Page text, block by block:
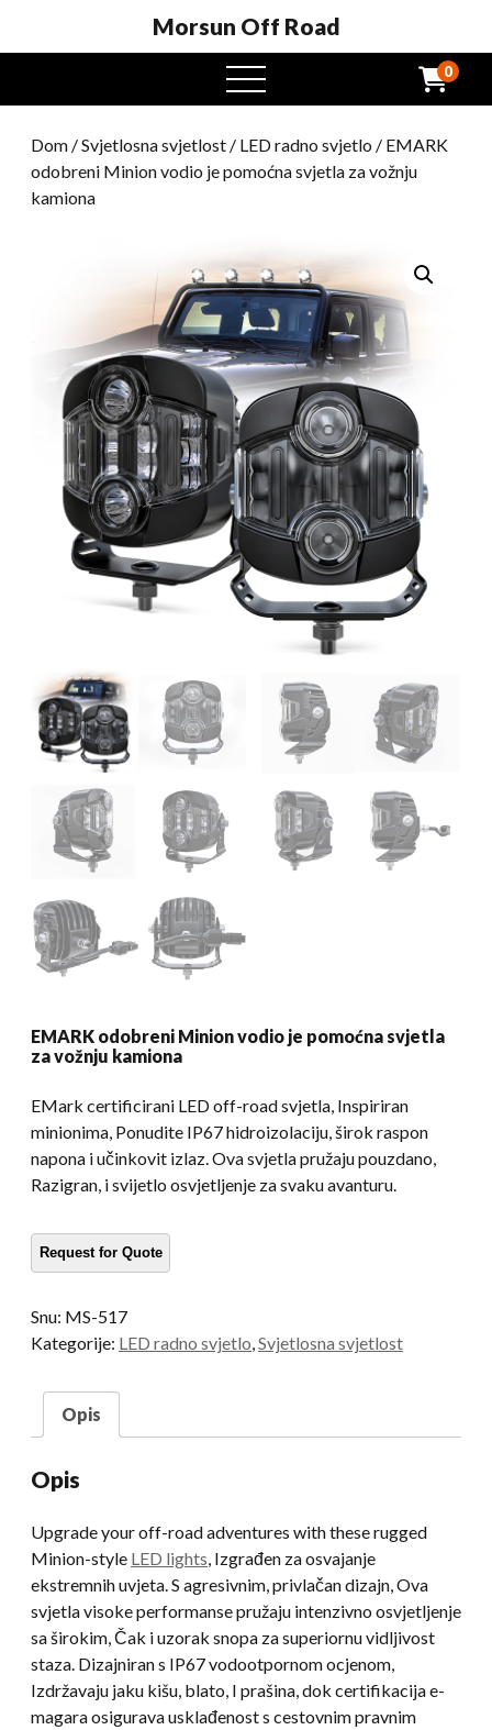
Morsun Off Road
Otvoreni
izbornik
0
Dom /Svjetlosna svjetlost / LED radno svjetlo / EMARK
odobreni Minion vodio je pomoćna svjetla za vožnju
kamiona
EMARK odobreni Minion vodio je pomoćna svjetla
za vožnju kamiona
EMark certificirani LED off-road svjetla, Inspiriran
minionima, Ponudite IP67 hidroizolaciju, širok raspon
napona i učinkovit izlaz. Ova svjetla pružaju pouzdano,
Razigran, i svijetlo osvjetljenje za svaku avanturu.
Snu: MS-517
Kategorije: LED radno svjetlo Svjetlosna svjetlost
Opis
Opis
Upgrade your off-road adventures with these rugged
Minion-style LED lights , Izgrađen za osvajanje
ekstremnih uvjeta. S agresivnim, privlačan dizajn, Ova
svjetla visoke performanse pružaju intenzivno osvjetljenje
sa širokim, Čak i uzorak snopa za superiornu vidljivost
staza. Dizajniran s IP67 vodootpornom ocjenom,
Izdržavaju jaku kišu, blato, I prašina, dok certifikacija e-
magara osigurava usklađenost s cestovnim pravnim